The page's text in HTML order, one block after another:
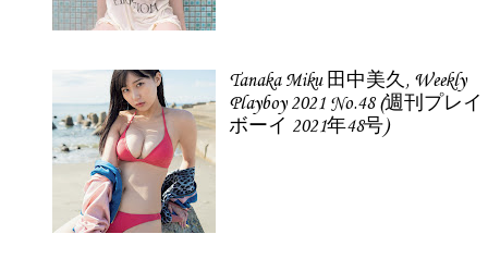
Tanaka Miku 田中美久, Weekly
Playboy 2021 No.48 (週刊プレイ
ボーイ 2021年48号)